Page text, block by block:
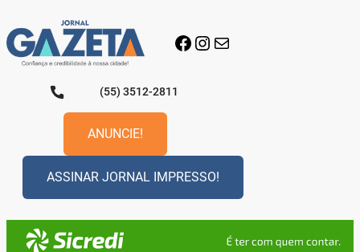
para
o
conteúdo
Facebook
Instagram
E-mail
(55) 3512-2811
ANUNCIE!
ASSINAR JORNAL IMPRESSO!